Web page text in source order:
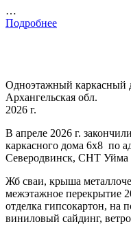
…
Подробнее
Одноэтажный
Архангельская обл.
2026 г.
В апреле 2026 г.
каркасного дома 6х8 по
Северодвинск, СНТ Уйма
Жб сваи, крыша
межэтажное перекрытие
отделка гипсокартон, на
виниловый сайдинг,